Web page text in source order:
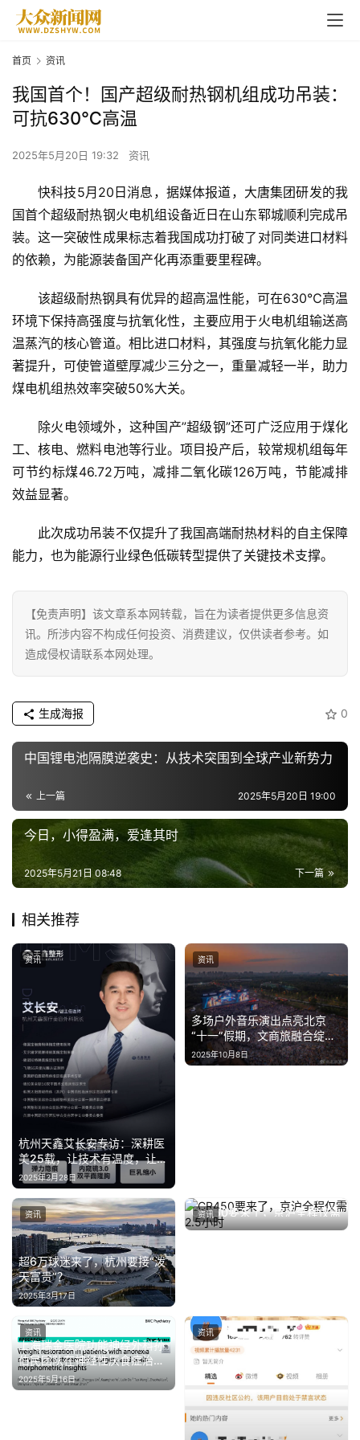
资
商
消
生
科
技
财
教
育
专
题
汽
车
能
源
注册
首页 资讯
我国首个！国产超级耐热钢机组成功吊装：
可抗630℃高温
2025年5月20日 19:32 资讯
快科技5月20日消息，据媒体报道，大唐集团研发的我
国首个超级耐热钢火电机组设备近日在山东郓城顺利完成吊
装。这一突破性成果标志着我国成功打破了对同类进口材料
的依赖，为能源装备国产化再添重要里程碑。
该超级耐热钢具有优异的超高温性能，可在630℃高温
环境下保持高强度与抗氧化性，主要应用于火电机组输送高
温蒸汽的核心管道。相比进口材料，其强度与抗氧化能力显
著提升，可使管道壁厚减少三分之一，重量减轻一半，助力
煤电机组热效率突破50%大关。
除火电领域外，这种国产”超级钢”还可广泛应用于煤化
工、核电、燃料电池等行业。项目投产后，较常规机组每年
可节约标煤46.72万吨，减排二氧化碳126万吨，节能减排
效益显著。
此次成功吊装不仅提升了我国高端耐热材料的自主保障
能力，也为能源行业绿色低碳转型提供了关键技术支撑。
【免责声明】该文章系本网转载，旨在为读者提供更多信息资
讯。所涉内容不构成任何投资、消费建议，仅供读者参考。如
造成侵权请联系本网处理。
0
生成海报
中国锂电池隔膜逆袭史：从技术突围到全球产业新势力
上一篇 2025年5月20日 19:00
今日，小得盈满，爱逢其时
下一篇
2025年5月21日 08:48
相关推荐
杭州天鑫艾长安专访：深耕医
美25载，让技术有温度，让美
丽有使命
2025年3月28日
资讯
多场户外音乐演出点亮北京
“十一”假期，文商旅融合绽放
城市活力
2025年10月8日
资讯
超6万球迷来了，杭州要接“泼
天富贵”？
2025年3月17日
资讯
CR450要来了，京沪全程仅需
2.5小时
2024年1月11日
资讯
上海瑞金医院功能神经外科孙
伯民团队在神经性厌食症治疗
领域取得突破性进展
2025年5月16日
资讯 资讯